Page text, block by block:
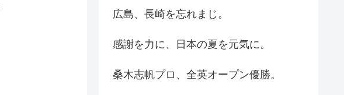
広島、長崎を忘れまじ。
感謝を力に、日本の夏を元気に。
桑木志帆プロ、全英オープン優勝。